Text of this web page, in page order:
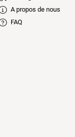
A propos de nous
FAQ